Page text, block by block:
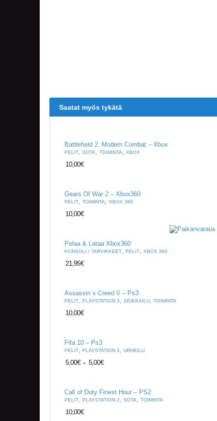
Saatat myös tykätä
Battlefield 2: Modern Combat – Xbox
PELIT, SOTA, TOIMINTA, XBOX
10,00€
Gears Of War 2 – Xbox360
PELIT, TOIMINTA, XBOX 360
10,00€
Pelaa & Lataa Xbox360
KONSOLI / TARVIKKEET, PELIT, XBOX 360
21,95€
Assassin`s Creed II – Ps3
PELIT, PLAYSTATION 3, SEIKKAILU, TOIMINTA
10,00€
Fifa 10 – Ps3
PELIT, PLAYSTATION 3, URHEILU
5,00€ - 5,00€
Call of Duty Finest Hour – PS2
PELIT, PLAYSTATION 2, SOTA, TOIMINTA
10,00€